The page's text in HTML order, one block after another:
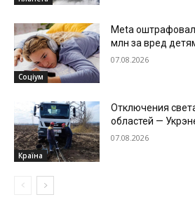
Соціум
Meta
млн за вред
07.08.2026
Країна
Отключения
областей —
07.08.2026